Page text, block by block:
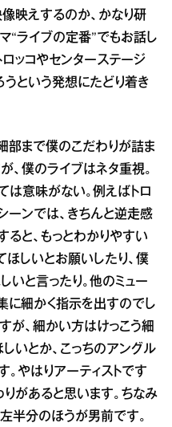
像映えするのか、かなり研
“ライブの定番”でもお話し
ッコやセンターステージ
うという発想にたどり着き
部まで僕のこだわりが詰ま
、僕のライブはネタ重視。
は意味がない。例えばトロ
ーンでは、きちんと逆走感
ると、もっとわかりやすい
ほしいとお願いしたり、僕
いと言ったり。他のミュー
に細かく指示を出すのでし
が、細かい方はけっこう細
いとか、こっちのアングル
やはりアーティストです
があると思います。ちなみ
半分のほうが男前です。